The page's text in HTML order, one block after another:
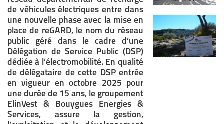
de véhicules électriques entre dans
une nouvelle phase avec la mise en
place de reGARD, le nom du réseau
public géré dans le cadre d’une
Délégation de Service Public (DSP)
dédiée à l’électromobilité. En qualité
de délégataire de cette DSP entrée
en vigueur en octobre 2025 pour
une durée de 15 ans, le groupement
ElinVest & Bouygues Energies &
Services, assure la gestion,